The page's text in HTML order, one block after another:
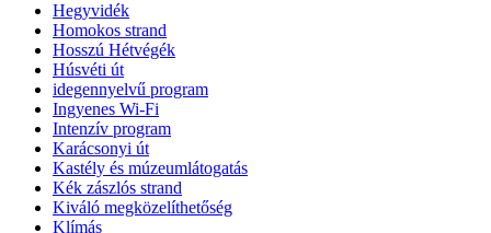
Hegyvidék
Homokos strand
Hosszú Hétvégék
Húsvéti út
idegennyelvű program
Ingyenes Wi-Fi
Intenzív program
Karácsonyi út
Kastély és múzeumlátogatás
Kék zászlós strand
Kiváló megközelíthetőség
Klímás